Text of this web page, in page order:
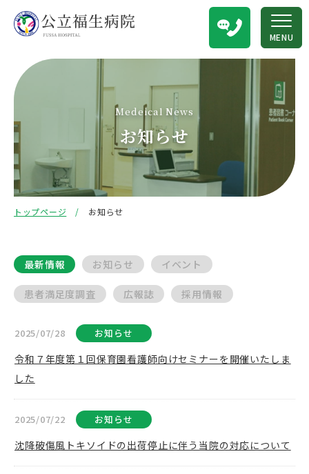
MENU
Medeical News
お知らせ
トップページ お知らせ
最新情報 お知らせ イベント
患者満足度調査 広報誌 採用情報
2025/07/28 お知らせ
令和７年度第１回保育園看護師向けセミナーを開催いたしま
した
2025/07/22 お知らせ
沈降破傷風トキソイドの出荷停止に伴う当院の対応について